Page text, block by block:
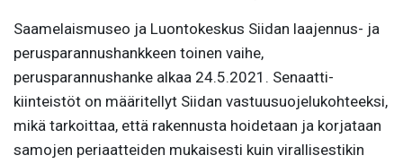
Saamelaismuseo ja Luontokeskus Siidan laajennus- ja
perusparannushankkeen toinen vaihe,
perusparannushanke alkaa 24.5.2021. Senaatti-
kiinteistöt on määritellyt Siidan vastuusuojelukohteeksi,
mikä tarkoittaa, että rakennusta hoidetaan ja korjataan
samojen periaatteiden mukaisesti kuin virallisestikin